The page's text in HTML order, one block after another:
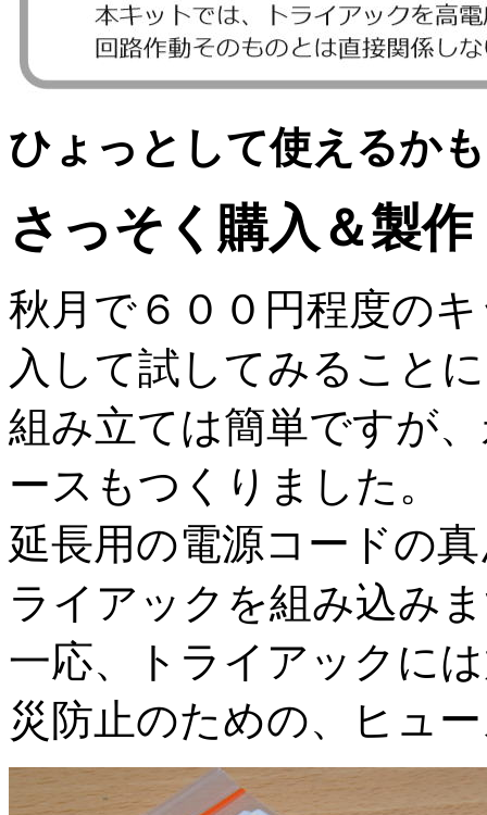
ひょっとして使えるか
さっそく購入＆製作
秋月で６００円程度の
入して試してみること
組み立ては簡単ですが
ースもつくりました。
延長用の電源コードの
ライアックを組み込み
一応、トライアックに
災防止のための、ヒュ